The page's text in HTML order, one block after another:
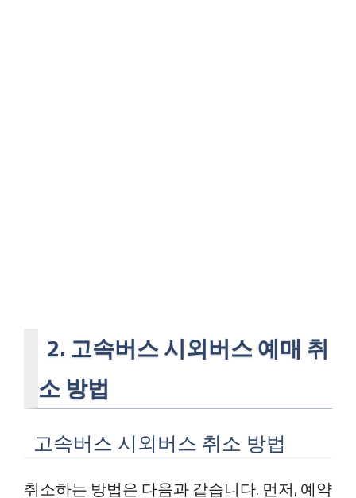
2. 고속버스 시외버스 예매 취
소 방법
고속버스 시외버스 취소 방법
취소하는 방법은 다음과 같습니다. 먼저, 예약